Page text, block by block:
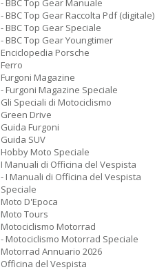
- BBC Top Gear Manuale
- BBC Top Gear Raccolta Pdf (digitale)
- BBC Top Gear Speciale
- BBC Top Gear Youngtimer
Enciclopedia Porsche
Ferro
Furgoni Magazine
- Furgoni Magazine Speciale
Gli Speciali di Motociclismo
Green Drive
Guida Furgoni
Guida SUV
Hobby Moto Speciale
I Manuali di Officina del Vespista
- I Manuali di Officina del Vespista
Speciale
Moto D'Epoca
Moto Tours
Motociclismo Motorrad
- Motociclismo Motorrad Speciale
Motorrad Annuario 2026
Officina del Vespista